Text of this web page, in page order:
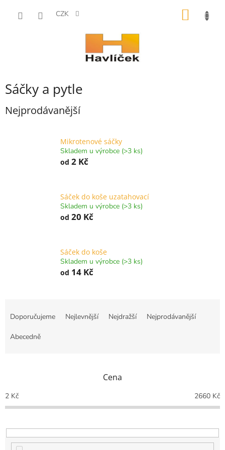
CZK
Sáčky a pytle
Nejprodávanější
Mikrotenové sáčky
Skladem u výrobce (>3 ks)
od 2 Kč
Sáček do koše uzatahovací
Skladem u výrobce (>3 ks)
od 20 Kč
Sáček do koše
Skladem u výrobce (>3 ks)
od 14 Kč
o
d
k
t
Doporučujeme Nejlevnější Nejdražší Nejprodávanější
Abecedně
Cena
2 Kč 2660 Kč